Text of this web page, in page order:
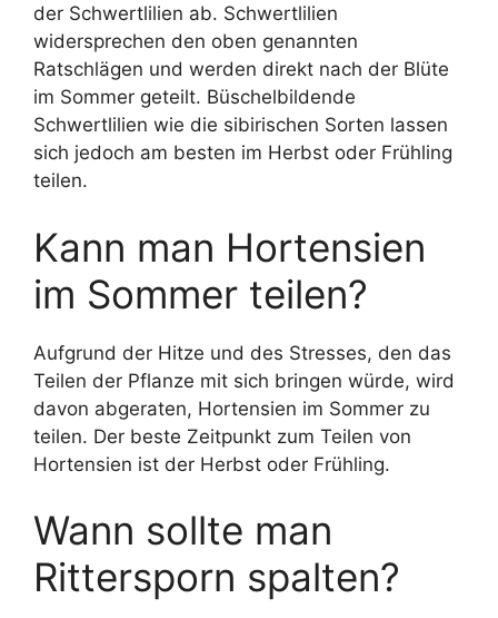
der Schwertlilien ab. Schwertlilien
widersprechen den oben genannten
Ratschlägen und werden direkt nach der Blüte
im Sommer geteilt. Büschelbildende
Schwertlilien wie die sibirischen Sorten lassen
sich jedoch am besten im Herbst oder Frühling
teilen.
Kann man Hortensien
im Sommer teilen?
Aufgrund der Hitze und des Stresses, den das
Teilen der Pflanze mit sich bringen würde, wird
davon abgeraten, Hortensien im Sommer zu
teilen. Der beste Zeitpunkt zum Teilen von
Hortensien ist der Herbst oder Frühling.
Wann sollte man
Rittersporn spalten?